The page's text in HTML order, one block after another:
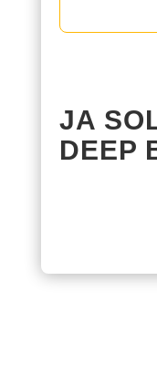
JA
DEEP